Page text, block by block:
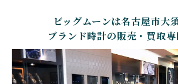
CARTIER
カルティエ シ
CHOPARD
ショパール セ
BEAUBLEU
ボーブルー ベ
BLANCPAIN
ブランパン
y
ボ
ビッグムーンは名古屋市大
ブランド時計の販売・買取